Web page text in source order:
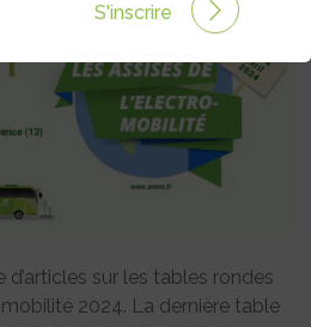
d’articles sur les tables rondes
2024. La dernière table
S'inscrire